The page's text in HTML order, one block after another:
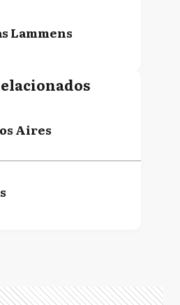
Lammens
Aires